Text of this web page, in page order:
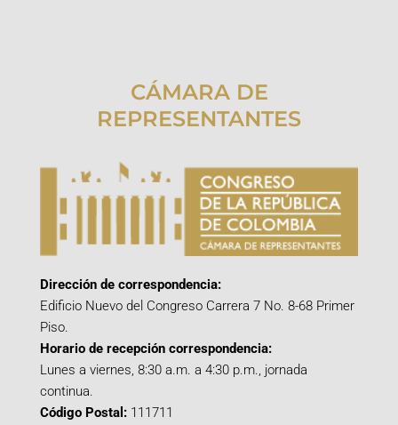
CÁMARA DE
REPRESENTANTES
Dirección de correspondencia:
Edificio Nuevo del Congreso Carrera 7 No. 8-68 Primer
Piso.
Horario de recepción correspondencia:
Lunes a viernes, 8:30 a.m. a 4:30 p.m., jornada
continua.
Código Postal: 111711